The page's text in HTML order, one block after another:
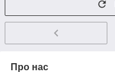
Про нас